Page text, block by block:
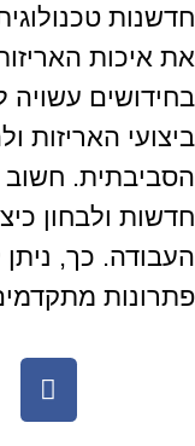
חדשנות
את איכות
בחידושים
ביצועי
הסביבתית. חשוב
חדשות ולבחון
העבודה. כך,
פתרונות